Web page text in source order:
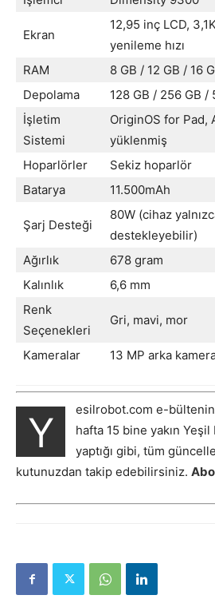
Ekran
12,95 inç LCD,
yenileme hızı
RAM
8 GB / 12 GB / 16
Depolama
128 GB / 256 GB /
İşletim
Sistemi
OriginOS for Pad,
yüklenmiş
Hoparlörler
Sekiz hoparlör
Batarya
11.500mAh
Şarj Desteği
80W (cihaz
destekleyebilir)
Ağırlık
678 gram
Kalınlık
6,6 mm
Renk
Seçenekleri
Gri, mavi, mor
Kameralar 13 MP arka
Y
esilrobot.com e-
hafta 15 bine yakın
yaptığı gibi, tüm
kutunuzdan takip edebilirsiniz.